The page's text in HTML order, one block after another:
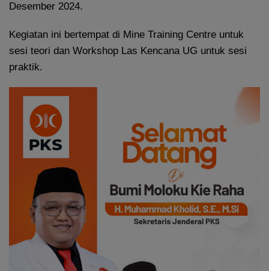
Desember 2024.
Kegiatan ini bertempat di Mine Training Centre untuk
sesi teori dan Workshop Las Kencana UG untuk sesi
praktik.